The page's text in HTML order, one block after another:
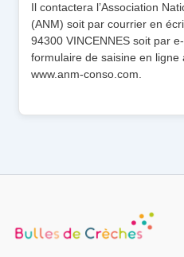
Il contactera l’Association
(ANM) soit par courrier en
94300 VINCENNES soit par
formulaire de saisine en ligne
www.anm-conso.com.